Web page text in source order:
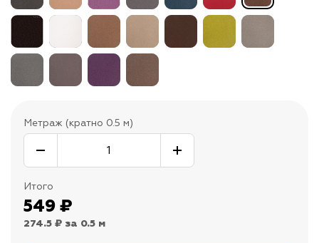
Метраж (кратно 0.5 м)
Итого
549 ₽
274.5 ₽ за 0.5 м